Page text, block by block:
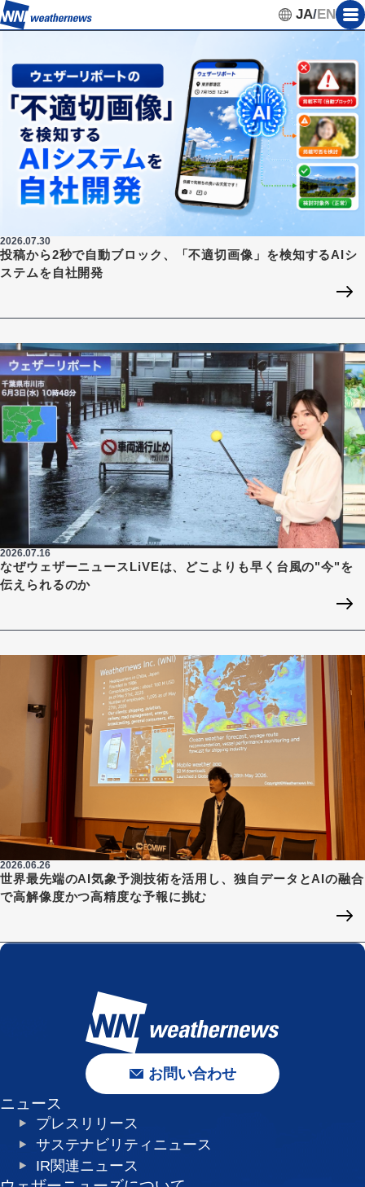
JA/EN
2026.07.30
投稿から2秒で自動ブロック、「不適切画像」を検知するAIシ
ステムを自社開発
2026.07.16
なぜウェザーニュースLiVEは、どこよりも早く台風の"今"を
伝えられるのか
2026.06.26
世界最先端のAI気象予測技術を活用し、独自データとAIの融合
で高解像度かつ高精度な予報に挑む
ニュース
プレスリリース
サステナビリティニュース
IR関連ニュース
お問い合わせ